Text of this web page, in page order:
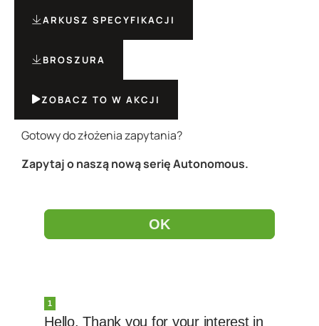
ARKUSZ SPECYFIKACJI
BROSZURA
ZOBACZ TO W AKCJI
Gotowy do złożenia zapytania?
Zapytaj o naszą nową serię Autonomous.